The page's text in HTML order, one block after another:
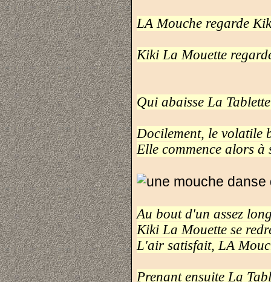
LA Mouche regarde
Kiki La Mouette
Qui abaisse La
Docilement, le volatile
Elle commence alors à
Au bout d'un assez
Kiki La Mouette se
L'air satisfait, LA
Prenant ensuite La